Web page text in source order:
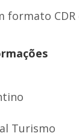
formato CDR
Turismo